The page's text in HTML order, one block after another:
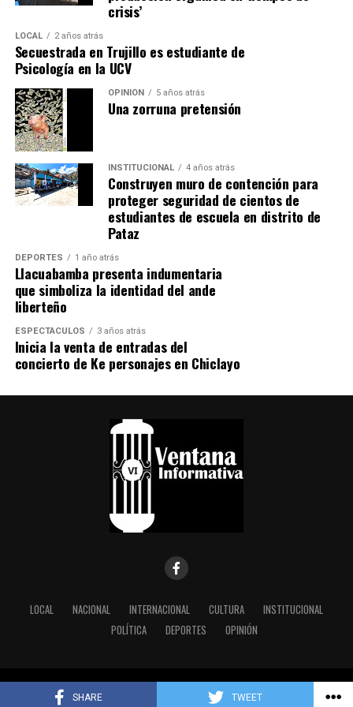
SHARE TWEET
A través de actividades de capacitación e incidencia
técnica, Concrevía busca contribuir al fortalecimiento
de la infraestructura urbana en ciudades como Piura,
Chiclayo, Trujillo, Chimbote y Cajamarca, impulsando
una planificación de largo plazo que priorice la calidad,
la sostenibilidad y la eficiencia de las inversiones
públicas, con el objetivo de generar mayor bienestar y
promover el desarrollo de las comunidades.
crisis’
LOCAL 2 años atrás
Secuestrada en Trujillo es estudiante de
Psicología en la UCV
OPINIÓN 5 años atrás
Una zorruna pretensión
INSTITUCIONAL 4 años atrás
Construyen muro de contención para
proteger seguridad de cientos de
estudiantes de escuela en distrito de
Pataz
DEPORTES 1 año atrás
Llacuabamba presenta indumentaria
que simboliza la identidad del ande
liberteño
ESPECTÁCULOS 3 años atrás
Inicia la venta de entradas del
concierto de Ke personajes en Chiclayo
LOCAL NACIONAL INTERNACIONAL CULTURA
INSTITUCIONAL
POLÍTICA
DEPORTES OPINIÓN
Copyright © 2024 Ventana Informativa Desarrolaldo por